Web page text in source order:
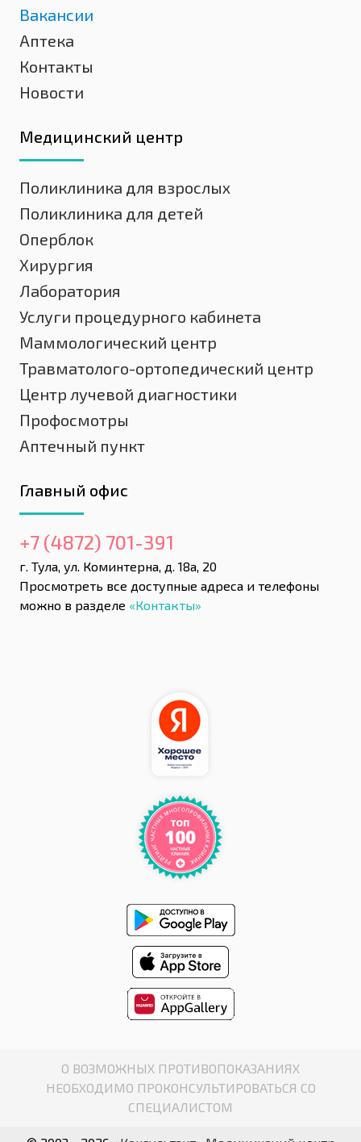
Вакансии
Аптека
Контакты
Новости
Медицинский центр
Поликлиника для взрослых
Поликлиника для детей
Оперблок
Хирургия
Лаборатория
Услуги процедурного кабинета
Маммологический центр
Травматолого-ортопедический центр
Центр лучевой диагностики
Профосмотры
Аптечный пункт
Главный офис
+7 (4872) 701-391
г. Тула, ул. Коминтерна, д. 18а, 20
Просмотреть все доступные адреса и телефоны
можно в разделе «Контакты»
О ВОЗМОЖНЫХ ПРОТИВОПОКАЗАНИЯХ
НЕОБХОДИМО ПРОКОНСУЛЬТИРОВАТЬСЯ СО
СПЕЦИАЛИСТОМ